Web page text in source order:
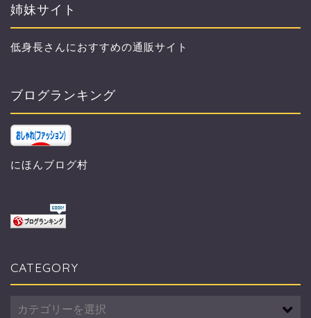
姉妹サイト
低身長さんにおすすめの通販サイト
ブログランキング
にほんブログ村
CATEGORY